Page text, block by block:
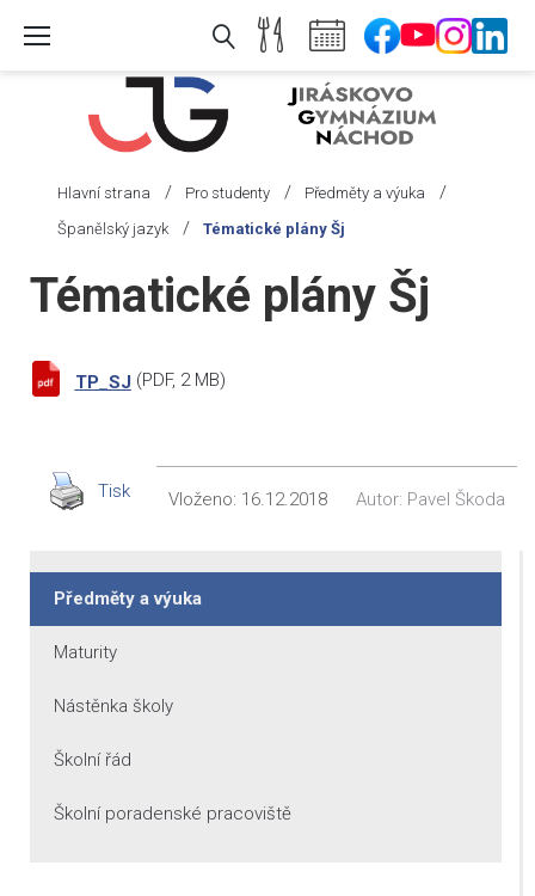
Hlavní strana / Pro studenty / Předměty a výuka /
Španělský jazyk / Tématické plány Šj
Tématické plány Šj
TP_SJ (PDF, 2 MB)
Tisk Vloženo: 16.12.2018 Autor: Pavel Škoda
Předměty a výuka
Maturity
Nástěnka školy
Školní řád
Školní poradenské pracoviště